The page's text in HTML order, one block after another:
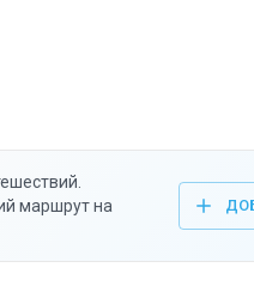
маршрут на